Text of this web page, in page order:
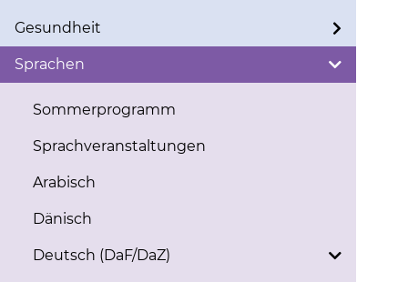
Gesundheit
Sprachen
Sommerprogramm
Sprachveranstaltungen
Arabisch
Dänisch
Deutsch (DaF/DaZ)